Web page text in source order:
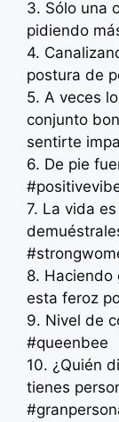
3. Sólo una
pidiendo
4.
postura de
5. A veces
conjunto
sentirte
6. De pie
7. La vida
8. Haciendo
esta feroz
9. Nivel de
#queenbee
10. ¿Quién
tienes